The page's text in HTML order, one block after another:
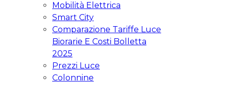
Mobilità Elettrica
Smart City
Comparazione Tariffe Luce
Biorarie E Costi Bolletta
2025
Prezzi Luce
Colonnine